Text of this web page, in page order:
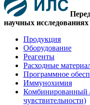
научных исследованиях
Продукция
Оборудование
Реагенты
Расходные
Программное
Иммунохимия
Комбинированный
чувствительности)